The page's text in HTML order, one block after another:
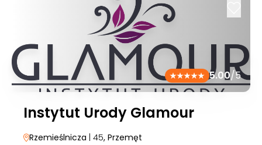
5.00/5
Instytut Urody Glamour
Rzemieślnicza | 45, Przemęt